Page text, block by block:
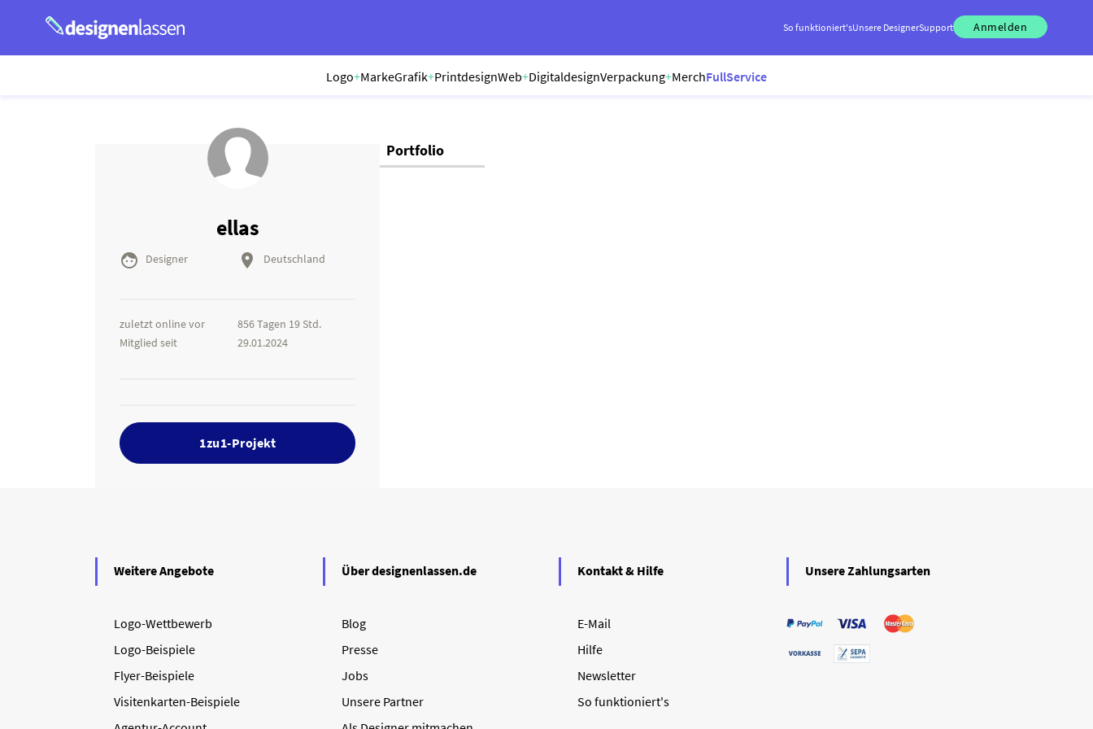
So funktioniert'sUnsere DesignerSupport Anmelden
Logo+MarkeGrafik+PrintdesignWeb+DigitaldesignVerpackung+MerchFullService
ellas
 Designer  Deutschland
zuletzt online vor
856 Tagen 19 Std.
Mitglied seit
29.01.2024
1zu1-Projekt
Portfolio
Weitere Angebote
Logo-Wettbewerb
Logo-Beispiele
Flyer-Beispiele
Visitenkarten-Beispiele
Über designenlassen.de
Blog
Presse
Jobs
Unsere Partner
Kontakt & Hilfe
E-Mail
Hilfe
Newsletter
So funktioniert's
Unsere Zahlungsarten